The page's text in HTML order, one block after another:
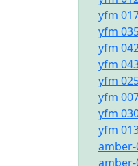
yfm
yfm
yfm
yfm
yfm
yfm
yfm
yfm
amber-
amber-